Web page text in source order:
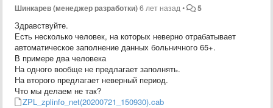
Шинкарев (менеджер разработки)6 лет назад • 5
Здравствуйте.
Есть несколько человек, на которых неверно отрабатывает
автоматическое заполнение данных больничного 65+.
В примере два человека
На одного вообще не предлагает заполнять.
На второго предлагает неверный период.
Что мы делаем не так?
ZPL_zplinfo_net(20200721_150930).cab